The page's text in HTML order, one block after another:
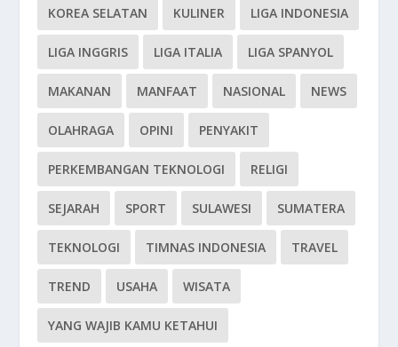
KOREA SELATAN KULINER LIGA INDONESIA
LIGA INGGRIS LIGA ITALIA LIGA SPANYOL
MAKANAN MANFAAT NASIONAL NEWS
OLAHRAGA OPINI PENYAKIT
PERKEMBANGAN TEKNOLOGI RELIGI
SEJARAH SPORT SULAWESI SUMATERA
TEKNOLOGI TIMNAS INDONESIA TRAVEL
TREND USAHA WISATA
YANG WAJIB KAMU KETAHUI